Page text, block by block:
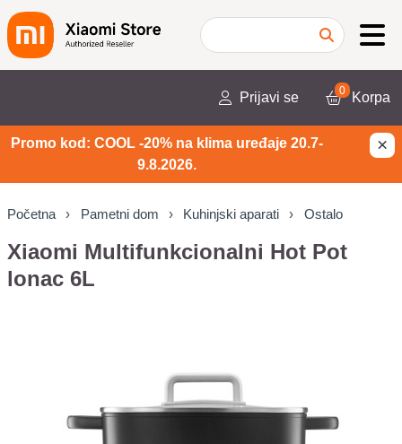
Prijavi se 0 Korpa
Promo kod: COOL -20% na klima uređaje 20.7-
9.8.2026.
×
Početna Pametni dom Kuhinjski aparati Ostalo
Xiaomi Multifunkcionalni Hot Pot
lonac 6L